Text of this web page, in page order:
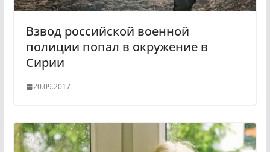
Взвод российской военной
полиции попал в окружение в
Сирии
20.09.2017